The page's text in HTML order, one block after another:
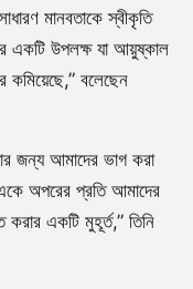
মানবতাকে স্বীকৃতি
একটি উপলক্ষ যা আয়ুষ্কাল
কমিয়েছে,” বলেছেন
জন্য আমাদের ভাগ করা
অপরের প্রতি আমাদের
একটি মুহূর্ত,” তিনি